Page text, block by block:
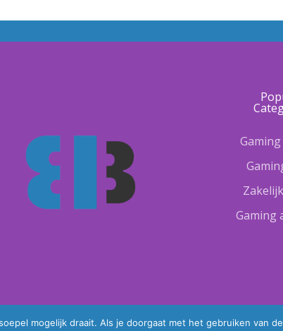
Gaming
mogelijk draait. Als je doorgaat met het gebruiken van